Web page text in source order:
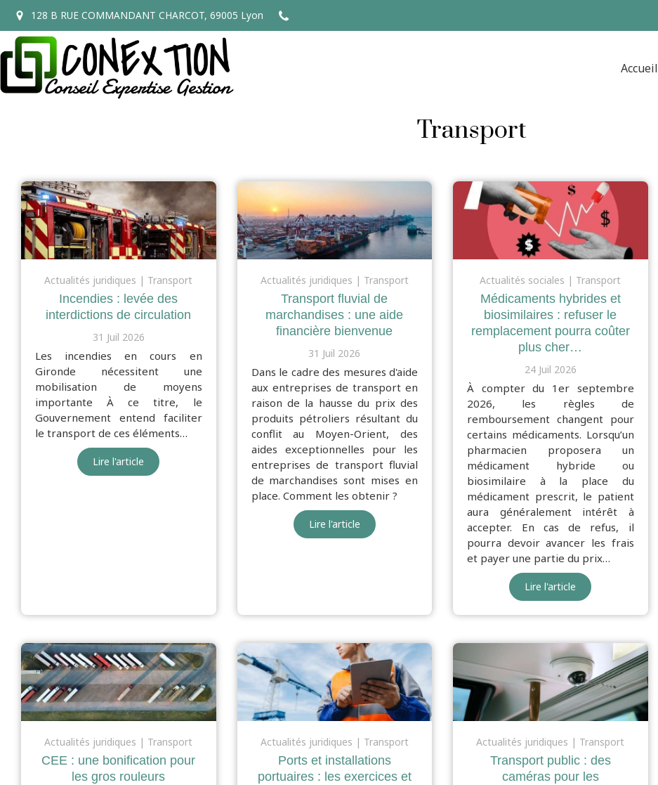
128 B RUE COMMANDANT CHARCOT, 69005 Lyon
Accueil
Transport
Actualités juridiques Transport
Incendies : levée des
interdictions de circulation
31 Juil 2026
Les incendies en cours en
Gironde nécessitent une
mobilisation de moyens
importante À ce titre, le
Gouvernement entend faciliter
le transport de ces éléments…
Lire l'article
Actualités juridiques Transport
Transport fluvial de
marchandises : une aide
financière bienvenue
31 Juil 2026
Dans le cadre des mesures d'aide
aux entreprises de transport en
raison de la hausse du prix des
produits pétroliers résultant du
conflit au Moyen-Orient, des
aides exceptionnelles pour les
entreprises de transport fluvial
de marchandises sont mises en
place. Comment les obtenir ?
Lire l'article
Actualités sociales Transport
Médicaments hybrides et
biosimilaires : refuser le
remplacement pourra coûter
plus cher…
24 Juil 2026
À compter du 1er septembre
2026, les règles de
remboursement changent pour
certains médicaments. Lorsqu’un
pharmacien proposera un
médicament hybride ou
biosimilaire à la place du
médicament prescrit, le patient
aura généralement intérêt à
accepter. En cas de refus, il
pourra devoir avancer les frais
et payer une partie du prix…
Lire l'article
Actualités juridiques Transport
CEE : une bonification pour
les gros rouleurs
Actualités juridiques Transport
Ports et installations
portuaires : les exercices et
Actualités juridiques Transport
Transport public : des
caméras pour les